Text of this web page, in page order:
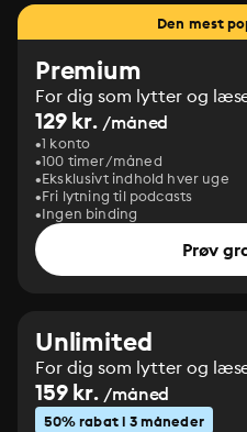
Den mest
Premium
For dig som lytter og
129 kr. /måned
1 konto
100 timer/måned
Eksklusivt indhold hver uge
Fri lytning til podcasts
Ingen binding
Prøv
Unlimited
For dig som lytter og
159 kr. /måned
50% rabat i 3 måneder